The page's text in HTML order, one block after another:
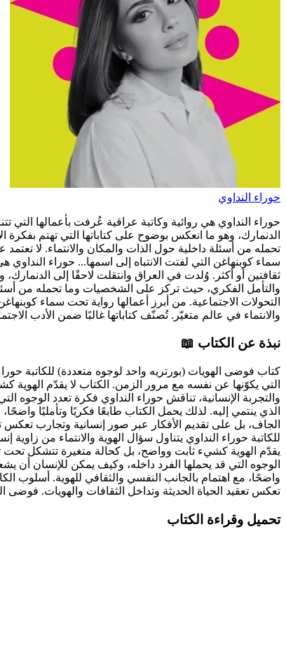
حوراء النداوي
حوراء النداوي هي روائية وكاتبة عراقية عُرفت بأعمالها التي
الدنمارك، وهو ما انعكس بوضوح على كتاباتها التي تهتم
تحمله من أسئلة داخلية حول الذات والمكان والانتماء. لا تعتمد
سماء كوبنهاغن التي لفتت الانتباه إلى اسمها... حوراء النداوي
ثقافتين أو أكثر. وُلدت في العراق وانتقلت لاحقًا إلى
والتأمل الفكري، حيث تركز على الشخصيات وما تحمله من أسئلة
التحولات الاجتماعية. من أبرز أعمالها رواية تحت سماء
والانتماء في عالم متغيّر. تُصنّف كتاباتها غالبًا ضمن الأدب
نبذة عن الكتاب 📖
كتاب فوضى الهويات (بورتريه واحد لوجوه متعددة) للكاتبة
التي يكوّنها عن نفسه مع مرور الزمن. الكتاب لا يقدّم الهوية
والتجربة الإنسانية، تناقش حوراء النداوي فكرة تعدد
الذي ينتمي إليه. لذلك يحمل الكتاب طابعًا فكريًا وتأمليًا
الجاف، بل على تقديم الأفكار عبر صور إنسانية وتجارب تعكس
للكاتبة حوراء النداوي يتناول سؤال الهوية والانتماء من
يقدّم الهوية كشيء ثابت وواضح، بل كحالة متغيرة تتشكل تحت
الوجوه التي قد يحملها الفرد داخله، وكيف يمكن للإنسان أن
واضحًا، مع اهتمام بالجانب النفسي والثقافي للهوية. أسلوب
تعكس تعقيد الحياة الحديثة وتداخل الثقافات والهويات.
تحميل وقراءة الكتاب